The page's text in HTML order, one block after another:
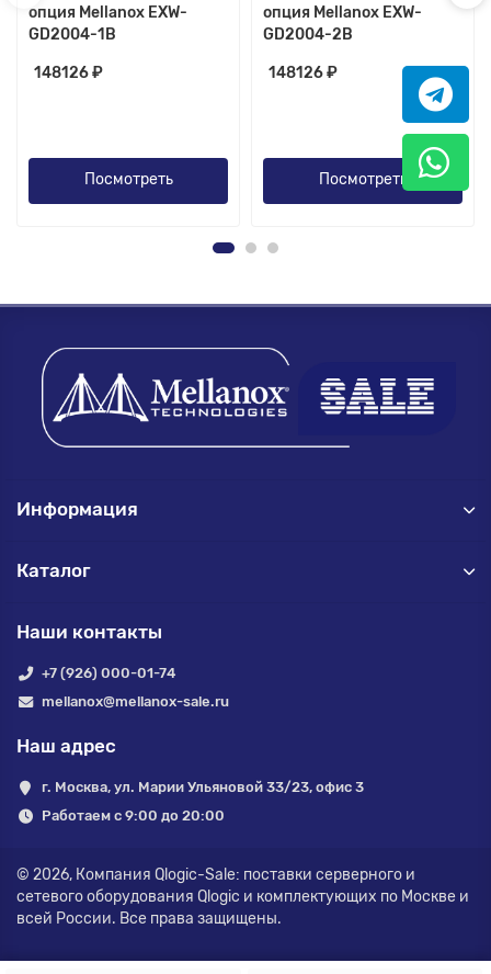
опция Mellanox EXW-
GD2004-1B
148126 ₽
Посмотреть
опция Mellanox EXW-
GD2004-2B
148126 ₽
Посмотреть
Информация
Каталог
Наши контакты
+7 (926) 000-01-74
mellanox@mellanox-sale.ru
Наш адрес
г. Москва, ул. Марии Ульяновой 33/23, офис 3
Работаем с 9:00 до 20:00
© 2026, Компания Qlogic-Sale: поставки серверного и
сетевого оборудования Qlogic и комплектующих по Москве и
всей России. Все права защищены.